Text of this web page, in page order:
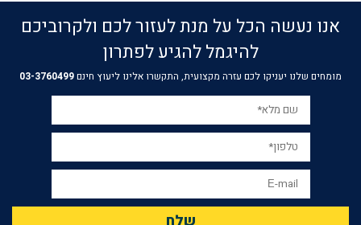
אנו נעשה הכל על מנת לעזור לכם ולקרוביכם
להיגמל להגיע לפתרון
מומחים שלנו יעניקו לכם עזרה מקצועית, התקשרו אלינו ליעוץ חינם03-3760499